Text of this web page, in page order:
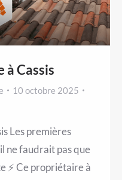
Cassis
10 octobre 2025
Les premières
faudrait pas que
⚡️ Ce propriétaire à